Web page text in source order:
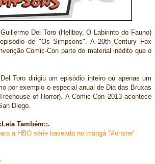
Guillermo Del Toro (Hellboy, O Labirinto do Fauno)
de "Os Simpsons". A 20th Century Fox
Comic-Con parte do material inédito que o
Toro dirigiu um episódio inteiro ou apenas um
por exemplo o especial anual de Dia das Bruxas
of Horror). A Comic-Con 2013 acontece
Diego.
Também::.
a HBO série baseada no mangá 'Monster'